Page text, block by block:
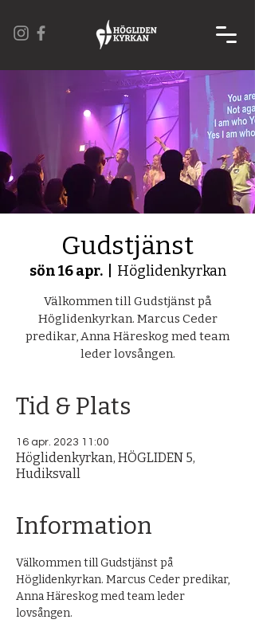
Gudstjänst
sön 16 apr.
  |
Höglidenkyrkan
Välkommen till Gudstjänst på
Höglidenkyrkan. Marcus Ceder
predikar, Anna Häreskog med team
leder lovsången.
Tid & Plats
16 apr. 2023 11:00
Höglidenkyrkan, HÖGLIDEN 5,
Hudiksvall
Information
Välkommen till Gudstjänst på
Höglidenkyrkan. Marcus Ceder predikar,
Anna Häreskog med team leder
lovsången.